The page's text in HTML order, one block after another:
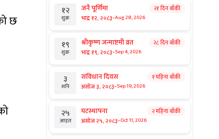
छ
१२
शुक्र
जनै पूर्णिमा
भाद्र १२, २०८३-Aug 28, 2026
२१ दिन बाँकी
१९
शुक्र
श्रीकृष्ण जन्माष्टमी व्रत
भाद्र १९, २०८३-Sep 4, 2026
२८ दिन बाँकी
३
शनि
संविधान दिवस
असोज ३, २०८३-Sep 19, 2026
१ महिना बाँकी
२५
आइत
घटस्थापना
असोज २५, २०८३-Oct 11, 2026
२ महिना बाँकी